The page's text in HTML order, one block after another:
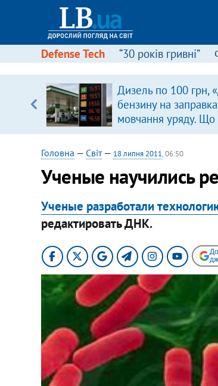
Defense Tech “30 років гривні”
Дизель по 100 грн,
бензину на
мовчання уряду. Що
цінами на пальне?
Головна — Світ— 18 липня 2011, 06:50
Ученые научились
Ученые разработали
редактировать ДНК.